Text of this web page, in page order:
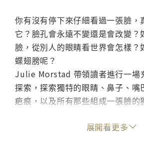
你有沒有停下來仔細看過一張臉，
它？臉孔會永遠不變還是會改變？
臉，從別人的眼睛看世界會怎樣？
蝶翅膀呢？
Julie Morstad 帶領讀者進行一場
探索，探索獨特的眼睛、鼻子、嘴
疤痕，以及所有那些組成一張臉的
這本書擁抱了共同之處和差異，並
展開看更多